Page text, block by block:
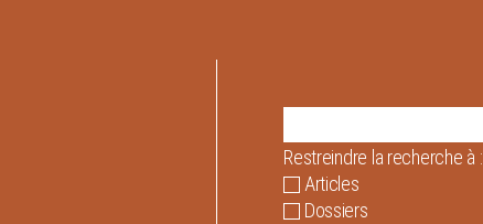
Restreindre la recherche à :
Articles
Dossiers